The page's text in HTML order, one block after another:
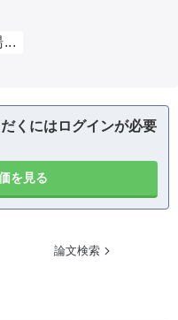
...
くにはログインが必要
を見る
論文検索